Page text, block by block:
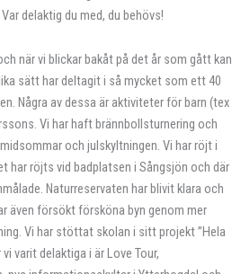
delaktig du med, du behövs!
när vi blickar bakåt på det år som gått kan
sätt har deltagit i så mycket som ett 40
Några av dessa är aktiviteter för barn (tex
Vi har haft brännbollsturnering och
och julskyltningen. Vi har röjt i
har röjts vid badplatsen i Sångsjön och där
Naturreservaten har blivit klara och
även försökt försköna byn genom mer
Vi har stöttat skolan i sitt projekt ”Hela
varit delaktiga i är Love Tour,